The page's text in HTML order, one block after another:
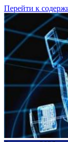
Перейти к